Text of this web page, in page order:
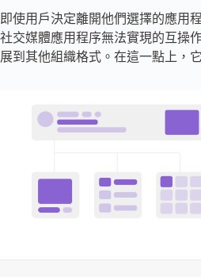
即使用戶決定離開他們選擇的應用
社交媒體應用程序無法實現的互操
展到其他組織格式。在這一點上，它